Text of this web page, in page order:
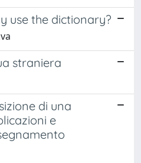
use the dictionary?
straniera
di una
e